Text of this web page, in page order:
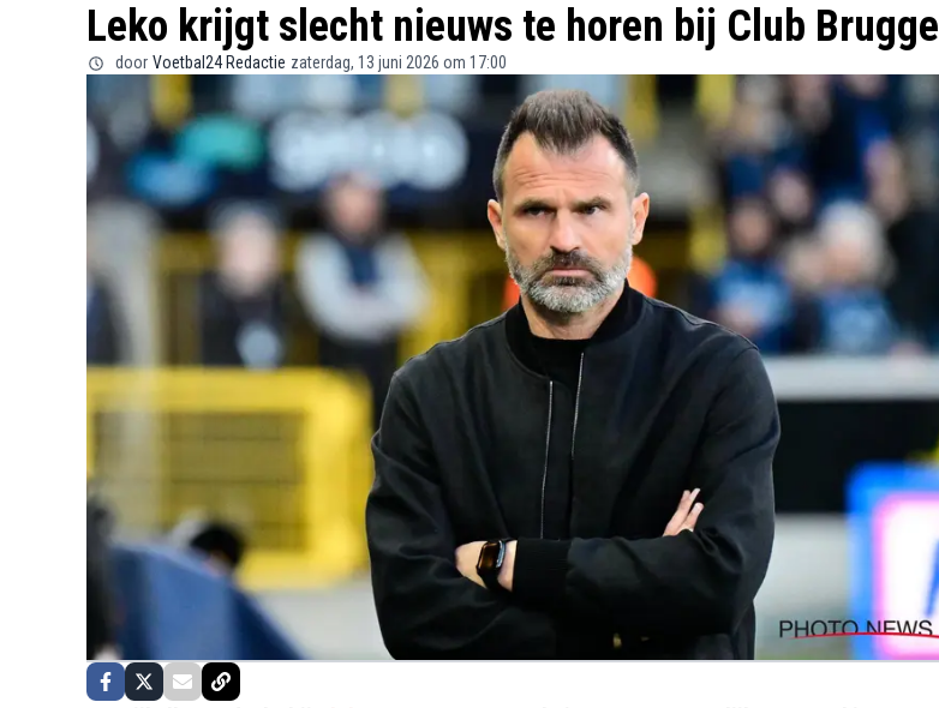
Leko krijgt slecht nieuws te horen bij Club Brugge
door Voetbal24 Redactie zaterdag, 13 juni 2026 om 17:00